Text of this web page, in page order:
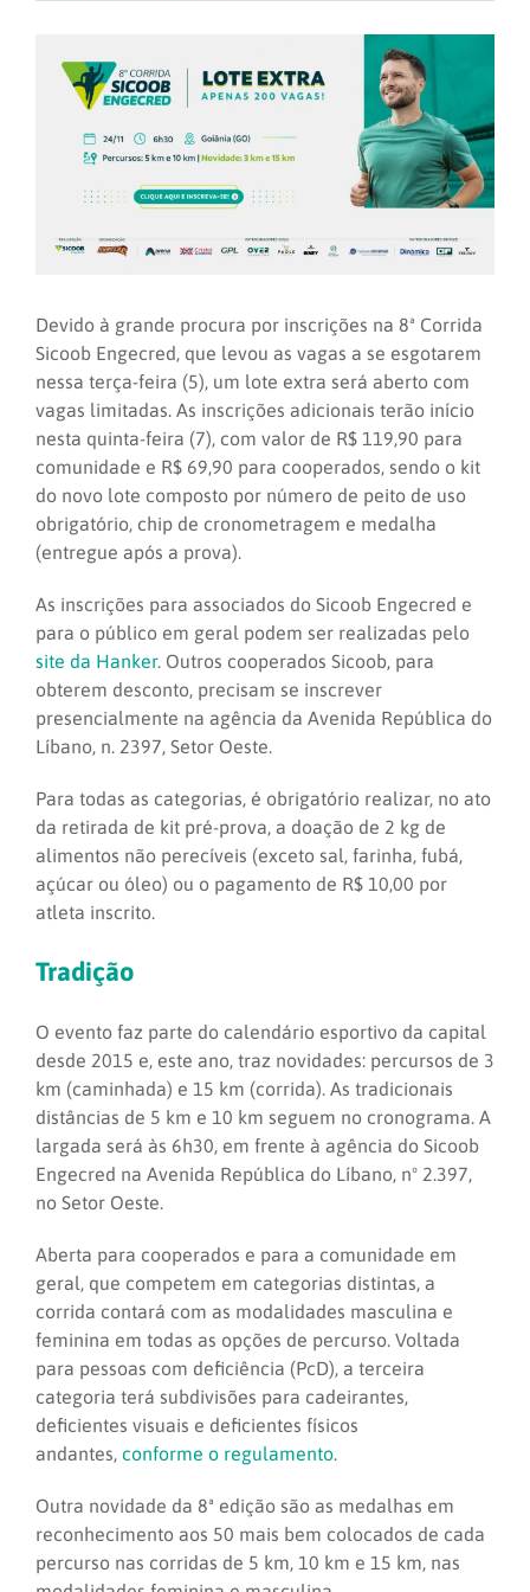
Devido à grande procura por inscrições na 8ª Corrida
Sicoob Engecred, que levou as vagas a se esgotarem
nessa terça-feira (5), um lote extra será aberto com
vagas limitadas. As inscrições adicionais terão início
nesta quinta-feira (7), com valor de R$ 119,90 para
comunidade e R$ 69,90 para cooperados, sendo o kit
do novo lote composto por número de peito de uso
obrigatório, chip de cronometragem e medalha
(entregue após a prova).
As inscrições para associados do Sicoob Engecred e
para o público em geral podem ser realizadas pelo
site da Hanker. Outros cooperados Sicoob, para
obterem desconto, precisam se inscrever
presencialmente na agência da Avenida República do
Líbano, n. 2397, Setor Oeste.
Para todas as categorias, é obrigatório realizar, no ato
da retirada de kit pré-prova, a doação de 2 kg de
alimentos não perecíveis (exceto sal, farinha, fubá,
açúcar ou óleo) ou o pagamento de R$ 10,00 por
atleta inscrito.
Tradição
O evento faz parte do calendário esportivo da capital
desde 2015 e, este ano, traz novidades: percursos de 3
km (caminhada) e 15 km (corrida). As tradicionais
distâncias de 5 km e 10 km seguem no cronograma. A
largada será às 6h30, em frente à agência do Sicoob
Engecred na Avenida República do Líbano, nº 2.397,
no Setor Oeste.
Aberta para cooperados e para a comunidade em
geral, que competem em categorias distintas, a
corrida contará com as modalidades masculina e
feminina em todas as opções de percurso. Voltada
para pessoas com deficiência (PcD), a terceira
categoria terá subdivisões para cadeirantes,
deficientes visuais e deficientes físicos
andantes, conforme o regulamento.
Outra novidade da 8ª edição são as medalhas em
reconhecimento aos 50 mais bem colocados de cada
percurso nas corridas de 5 km, 10 km e 15 km, nas